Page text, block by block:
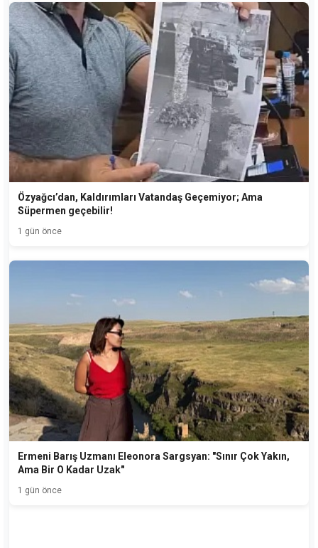
Özyağcı’dan, Kaldırımları Vatandaş Geçemiyor; Ama
Süpermen geçebilir!
1 gün önce
Ermeni Barış Uzmanı Eleonora Sargsyan: "Sınır Çok Yakın,
Ama Bir O Kadar Uzak"
1 gün önce